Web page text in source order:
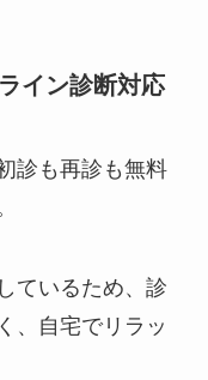
イン診断対応
診も再診も無料
ているため、診
、自宅でリラッ